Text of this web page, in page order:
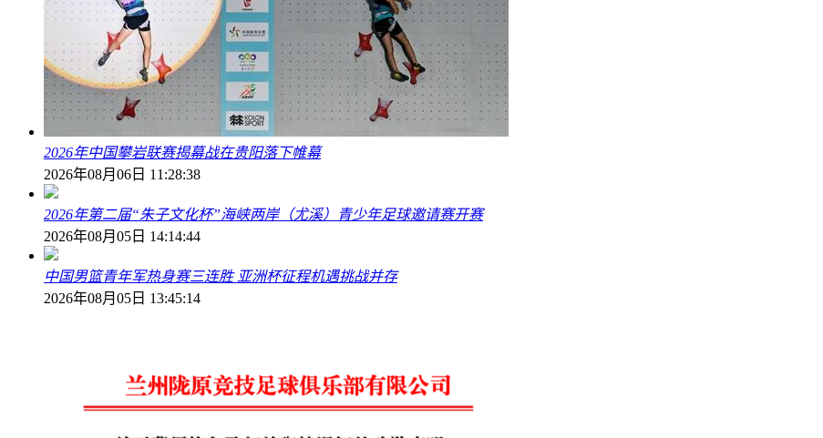
2026年中国攀岩联赛揭幕战在贵阳落下帷幕
2026年08月06日 11:28:38
2026年第二届“朱子文化杯”海峡两岸（尤溪）青少年足球邀请赛开赛
2026年08月05日 14:14:44
中国男篮青年军热身赛三连胜 亚洲杯征程机遇挑战并存
2026年08月05日 13:45:14